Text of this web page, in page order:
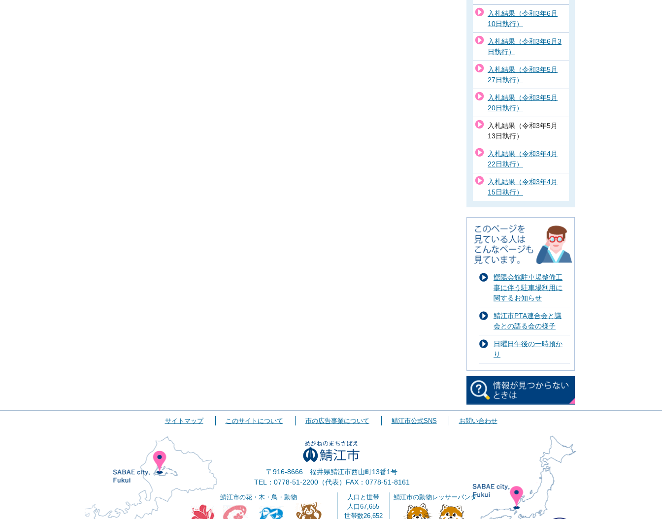
入札結果（令和3年6月
10日執行）
入札結果（令和3年6月3
日執行）
入札結果（令和3年5月
27日執行）
入札結果（令和3年5月
20日執行）
入札結果（令和3年5月
13日執行）
入札結果（令和3年4月
22日執行）
入札結果（令和3年4月
15日執行）
嚮陽会館駐車場整備工
事に伴う駐車場利用に
関するお知らせ
鯖江市PTA連合会と議
会との語る会の様子
日曜日午後の一時預か
り
サイトマップ このサイトについて 市の広告事業について 鯖江市公式SNS お問い合わせ
〒916-8666 福井県鯖江市西山町13番1号
TEL：0778-51-2200（代表） FAX：0778-51-8161
鯖江市の花・木・鳥・動物
人口と世帯
人口67,655
世帯数26,652
鯖江市の動物レッサーパンダ